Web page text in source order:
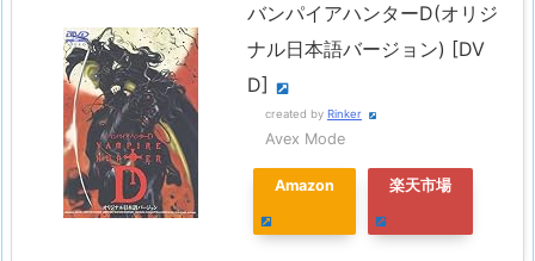
バンパイアハンターD(オリジ
ナル日本語バージョン) [DV
D]
created by Rinker
Avex Mode
Amazon 楽天市場